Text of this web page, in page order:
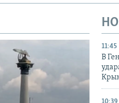
11:45
В